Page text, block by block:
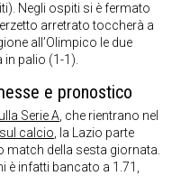
Negli ospiti si è fermato
arretrato toccherà a
all’Olimpico le due
in palio (1-1).
e pronostico
Serie A, che rientrano nel
calcio, la Lazio parte
match della sesta giornata.
è infatti bancato a 1.71,